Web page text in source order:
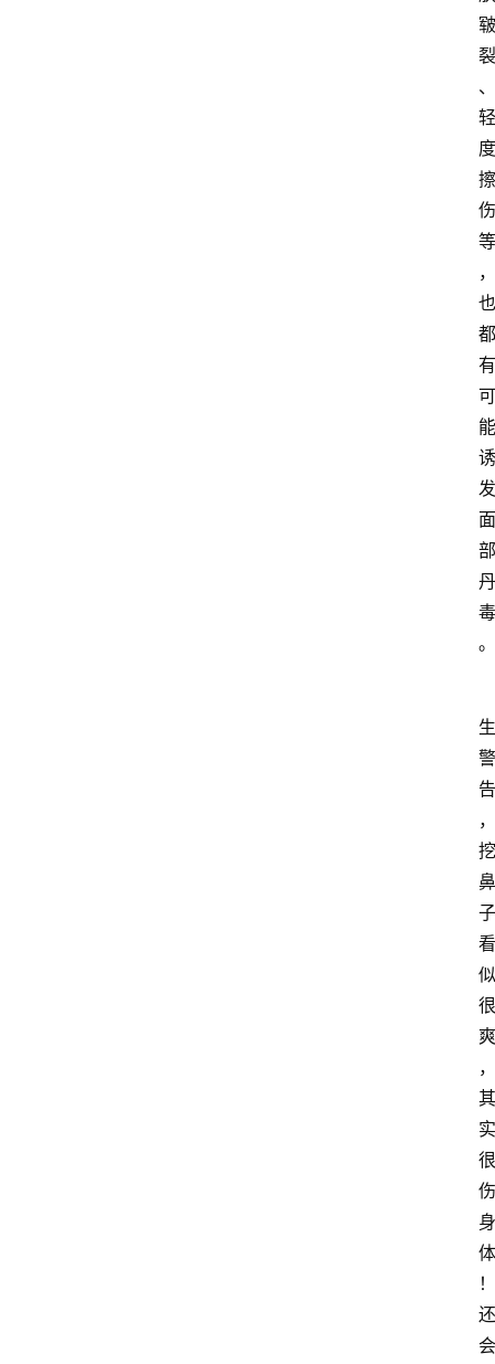
皲
裂
、
轻
度
擦
伤
等
，
也
都
有
可
能
诱
发
面
部
丹
毒
。
生
警
告
，
挖
鼻
子
看
似
很
爽
，
其
实
很
伤
身
体
！
还
会